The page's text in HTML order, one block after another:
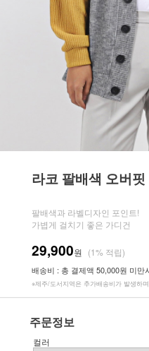
라코 팔배색 오버핏
팔배색과 라벨디자인 포인트!
가볍게 걸치기 좋은 가디건
29,900원 (1% 적립)
배송비 : 총 결제액 50,000원 미만
※제주/도서지역은 추가배송비가 발생하
주문정보
컬러